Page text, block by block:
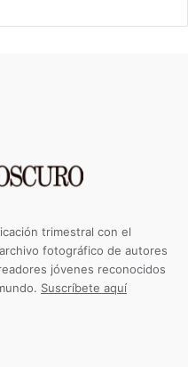
trimestral con el
fotográfico de autores
jóvenes reconocidos
Suscríbete aquí